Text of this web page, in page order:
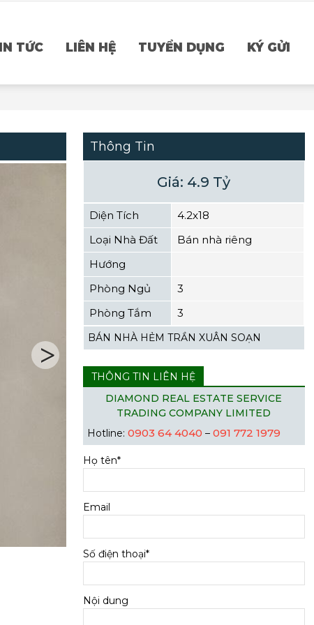
TỨC LIÊN HỆ TUYỂN DỤNG KÝ GỬI
Thông Tin
Giá: 4.9 Tỷ
Diện Tích
4.2x18
Loại Nhà Đất
Bán nhà riêng
Hướng
Phòng Ngủ
3
Phòng Tắm
3
BÁN NHÀ HẺM TRẦN XUÂN SOẠN
THÔNG TIN LIÊN HỆ
DIAMOND REAL ESTATE SERVICE
TRADING COMPANY LIMITED
Hotline:0903 64 4040 –091 772 1979
Họ tên*
Email
Số điện thoại*
Nội dung